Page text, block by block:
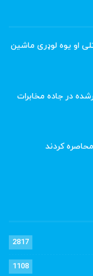
او یوه لوډری ماشین
در جاده مخابرات
2817
1108